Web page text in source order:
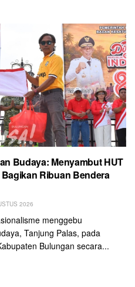
Budaya: Menyambut HUT
Ribuan Bendera
2026
menggebu
Tanjung Palas, pada
Bulungan secara...